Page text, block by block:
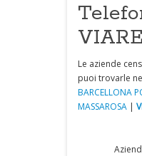
Le aziende
puoi trovarle
BARCELLONA
MASSAROSA |